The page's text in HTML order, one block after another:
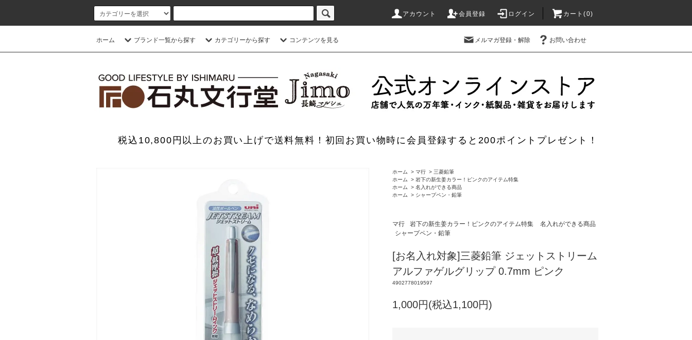
アカウント 会員登録 ログイン カート(0)
ホーム ブランド一覧から探す カテゴリーから探す コンテンツを見る メルマガ登録・解除 お問い合わせ
税込10,800円以上のお買い上げで送料無料！初回お買い物時に会員登録すると200ポイントプレゼント！
ホーム > マ行 > 三菱鉛筆
ホーム
> 岩下の新生姜カラー！ピンクのアイテム特集
ホーム
> 名入れができる商品
ホーム
> シャープペン・鉛筆
マ行 岩下の新生姜カラー！ピンクのアイテム特集
名入れができる商品
シャープペン・鉛筆
[お名入れ対象]三菱鉛筆 ジェットストリーム
アルファゲルグリップ 0.7mm ピンク
4902778019597
1,000円(税込1,100円)